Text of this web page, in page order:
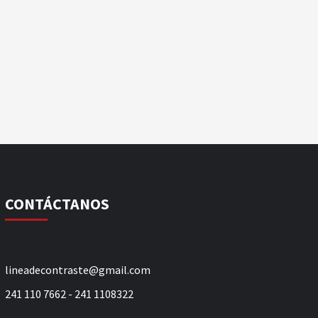
CONTÁCTANOS
lineadecontraste@gmail.com
241 110 7662 - 241 1108322